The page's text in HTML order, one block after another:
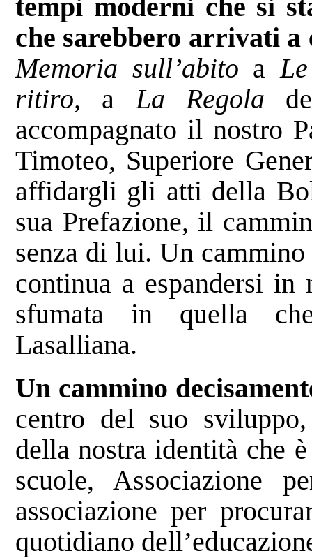
tempi moderni che si
che sarebbero arrivati
Memoria sull’abito a
ritiro, a La Regola
accompagnato il nostro
Timoteo, Superiore
affidargli gli atti della
sua Prefazione, il
senza di lui. Un
continua a espandersi
sfumata in quella
Lasalliana.
Un cammino
centro del suo
della nostra identità che
scuole, Associazione
associazione per
quotidiano